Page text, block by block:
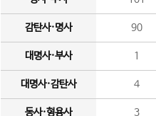
감탄사·명사 90
대명사·부사 1
대명사·감탄사 4
동사·형용사 3